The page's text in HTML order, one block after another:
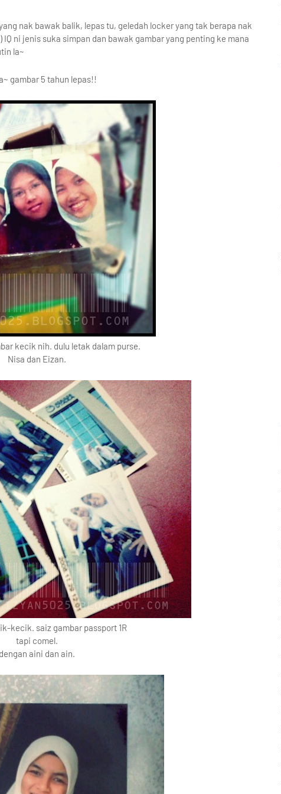
nak bawak balik, lepas tu, geledah locker yang tak berapa nak
ni jenis suka simpan dan bawak gambar yang penting ke mana
la~
gambar 5 tahun lepas!!
kecik nih. dulu letak dalam purse.
Nisa dan Eizan.
kecik. saiz gambar passport 1R
tapi comel.
dengan aini dan ain.